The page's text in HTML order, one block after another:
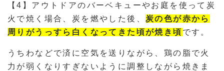
【4】アウトドアのバーベキューやお庭を使って炭
火で焼く場合、炭を燃やした後、 炭の色が赤から
周りがうっすら白くなってきた頃が焼き頃 です。
うちわなどで済に空気を送りながら、鶏の脂で火
力が弱くなりすぎないように調整しながら焼きま